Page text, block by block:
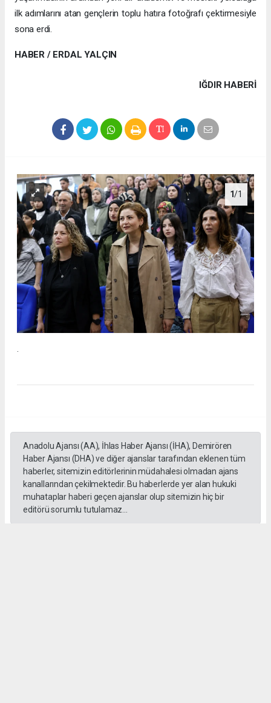
ilk adımlarını atan gençlerin toplu hatıra fotoğrafı çektirmesiyle
sona erdi.
HABER / ERDAL YALÇIN
IĞDIR HABERİ
1/1
Anadolu Ajansı (AA), İhlas Haber Ajansı (İHA), Demirören
Haber Ajansı (DHA) ve diğer ajanslar tarafından eklenen tüm
haberler, sitemizin editörlerinin müdahalesi olmadan ajans
kanallarından çekilmektedir. Bu haberlerde yer alan hukuki
muhataplar haberi geçen ajanslar olup sitemizin hiç bir
editörü sorumlu tutulamaz...